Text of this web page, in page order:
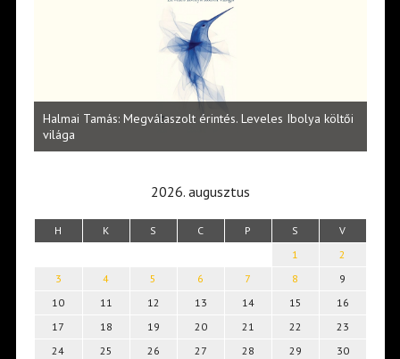
Halmai Tamás: Megválaszolt érintés. Leveles Ibolya költői
világa
2026. augusztus
H K S C P S V
1
2
3
4 5 6 7 8
9
10
11 12 13 14 15
16
17
18 19 20 21 22
23
24
25 26 27 28 29
30